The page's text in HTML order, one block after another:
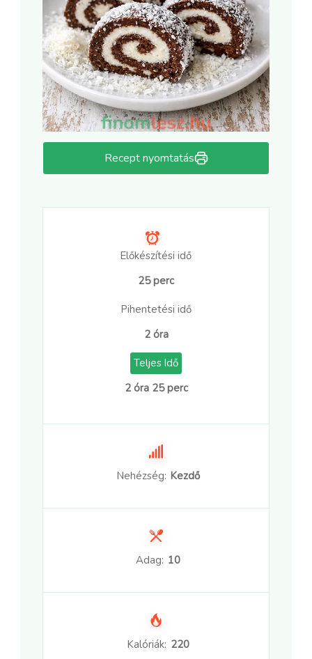
Recept nyomtatás
Előkészítési idő
25 perc
Pihentetési idő
2 óra
Teljes Idő
2 óra 25 perc
Nehézség: Kezdő
Adag: 10
Kalóriák: 220